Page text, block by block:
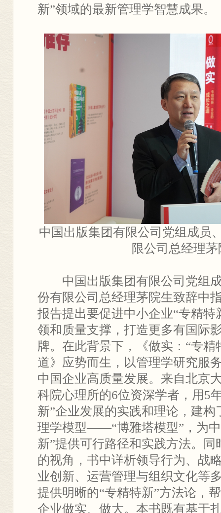
新”领域的最新管理学智慧成果。
中国出版集团有限公司党组成员
限公司总经理
中国出版集团有限公司党组
份有限公司总经理茅院生致辞中
报告提出要促进中小企业“专精特
领和质量支撑，打造更多有国际
牌。在此背景下，《做实：“专精
道》应势而生，以管理学研究服
中国企业高质量发展。来自北京
科院心理所的6位资深学者，用5
新”企业发展的实践和理论，建
理学模型——“博雅塔模型”，为
新”提供可行路径和实践方法。
的视角，书中详析领导行为、战
业创新、运营管理与组织文化等
提供明晰的“专精特新”方法论，
企业做实、做大。本书既有基于